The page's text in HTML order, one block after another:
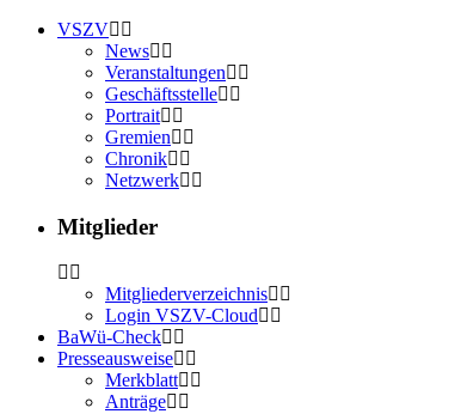
VSZV
News
Veranstaltungen
Geschäftsstelle
Portrait
Gremien
Chronik
Netzwerk
Mitglieder
Mitgliederverzeichnis
Login VSZV-Cloud
BaWü-Check
Presseausweise
Merkblatt
Anträge